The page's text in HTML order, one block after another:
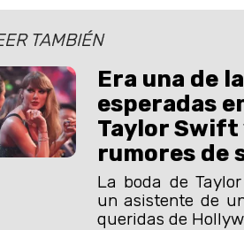
TAMBIÉN
Era una de
esperadas
Taylor Swift
rumores de
La boda de
un asistente de
queridas de